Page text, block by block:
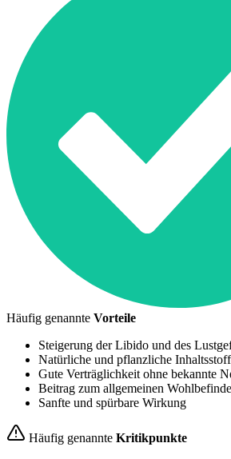
Häufig genannte Vorteile
Steigerung der Libido und des
Natürliche und pflanzliche
Gute Verträglichkeit ohne bekannte
Beitrag zum allgemeinen
Sanfte und spürbare Wirkung
Häufig genannte Kritikpunkte